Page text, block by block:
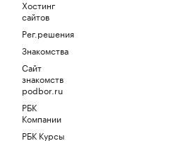
Хостинг
сайтов
Рег.решения
Знакомства
Сайт
знакомств
podbor.ru
РБК
Компании
РБК Курсы